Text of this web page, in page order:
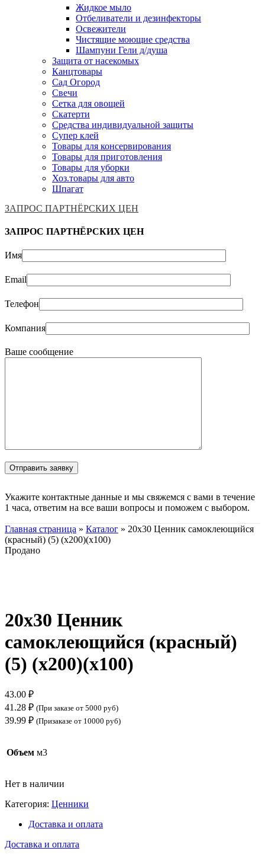
Жидкое мыло
Отбеливатели и дезинфекторы
Освежители
Чистящие моющие средства
Шампуни Гели д/душа
Защита от насекомых
Канцтовары
Сад Огород
Свечи
Сетка для овощей
Скатерти
Средства индивидуальной защиты
Супер клей
Товары для консервирования
Товары для приготовления
Товары для уборки
Хоз.товары для авто
Шпагат
ЗАПРОС ПАРТНЁРСКИХ ЦЕН
ЗАПРОС ПАРТНЁРСКИХ ЦЕН
Имя
Email
Телефон
Компания
Ваше сообщение
Укажите контактные данные и мы свяжемся с вами в течение
1 часа, ответим на все ваши вопросы и поможем с выбором.
Главная страница » Каталог » 20х30 Ценник самоклеющийся
(красный) (5) (х200)(х100)
Продано
20х30 Ценник
самоклеющийся (красный)
(5) (х200)(х100)
43.00 ₽
41.28 ₽ (При заказе от 5000 руб)
39.99 ₽ (Призаказе от 10000 руб)
Объем м3
Нет в наличии
Категория: Ценники
Доставка и оплата
Доставка и оплата